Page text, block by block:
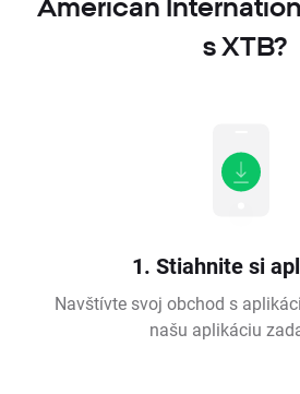
American
s XTB?
1. Stiahnite si
Navštívte svoj obchod s
našu aplikáciu